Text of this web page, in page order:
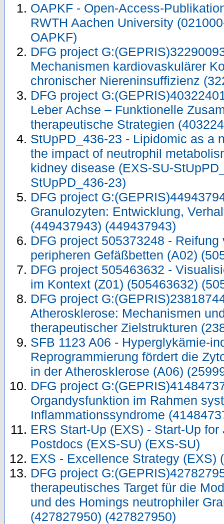
OAPKF - Open-Access-
RWTH Aachen University
OAPKF)
DFG project
Mechanismen kardiovaskulärer
chronischer Niereninsuffizienz
DFG project
Leber Achse – Funktionelle
therapeutische Strategien
StUpPD_436-23 - Lipidomic as a
the impact of neutrophil
kidney disease (EXS-SU-
StUpPD_436-23)
DFG project
Granulozyten: Entwicklung,
(449437943) (449437943)
DFG project 505373248 -
peripheren Gefäßbetten (A02)
DFG project 505463632 -
im Kontext (Z01) (505463632)
DFG project
Atherosklerose: Mechanismen
therapeutischer Zielstrukturen
SFB 1123 A06 - Hyperglykämie-
Reprogrammierung fördert die
in der Atherosklerose (A06)
DFG project
Organdysfunktion im Rahmen
Inflammationssyndrome
ERS Start-Up (EXS) - Start-Up
Postdocs (EXS-SU) (EXS-SU)
EXS - Excellence Strategy (EXS)
DFG project
therapeutisches Target für die
und des Homings neutrophiler
(427827950) (427827950)